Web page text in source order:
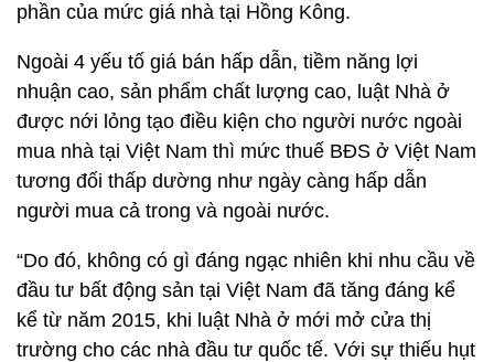
phần của mức giá nhà tại Hồng Kông.
Ngoài 4 yếu tố giá bán hấp dẫn, tiềm năng lợi
nhuận cao, sản phẩm chất lượng cao, luật Nhà ở
được nới lỏng tạo điều kiện cho người nước ngoài
mua nhà tại Việt Nam thì mức thuế BĐS ở Việt Nam
tương đối thấp dường như ngày càng hấp dẫn
người mua cả trong và ngoài nước.
“Do đó, không có gì đáng ngạc nhiên khi nhu cầu về
đầu tư bất động sản tại Việt Nam đã tăng đáng kể
kể từ năm 2015, khi luật Nhà ở mới mở cửa thị
trường cho các nhà đầu tư quốc tế. Với sự thiếu hụt